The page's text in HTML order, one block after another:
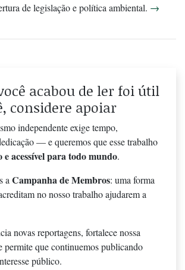
de legislação e política ambiental. →
acabou de ler foi útil
considere apoiar
independente exige tempo,
— e queremos que esse trabalho
e acessível para todo mundo.
a Campanha de Membros: uma forma
no nosso trabalho ajudarem a
novas reportagens, fortalece nossa
permite que continuemos publicando
público.